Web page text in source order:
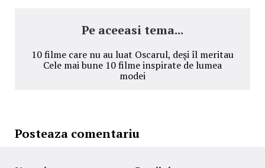
Pe aceeasi tema...
10 filme care nu au luat Oscarul, deşi îl meritau
Cele mai bune 10 filme inspirate de lumea
modei
Posteaza comentariu